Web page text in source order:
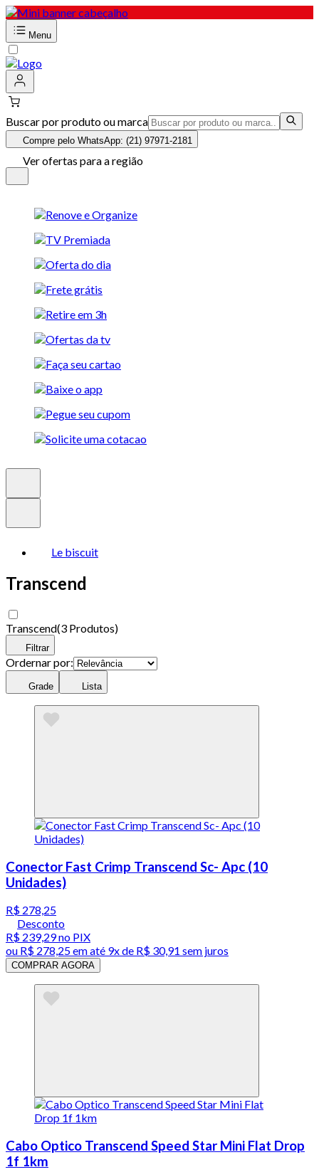
Menu
Buscar por produto ou marca
Compre pelo WhatsApp: (21) 97971-2181
Ver ofertas para a região
Le biscuit
Transcend
Transcend(3 Produtos)
Filtrar
Ordernar por:
Grade Lista
Conector Fast Crimp Transcend Sc- Apc (10
Unidades)
R$ 278,25
Desconto
R$ 239,29no PIX
ou R$ 278,25em até 9x de R$ 30,91 sem juros
COMPRAR AGORA
Cabo Optico Transcend Speed Star Mini Flat Drop
1f 1km